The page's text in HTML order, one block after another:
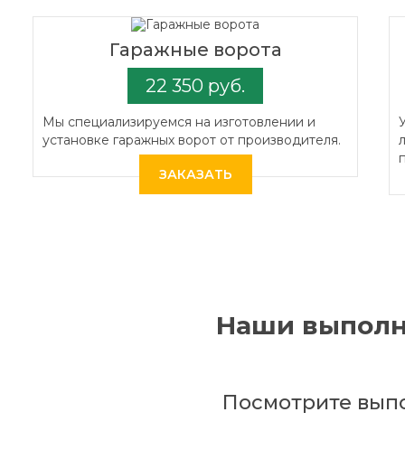
Гаражные ворота
22 350 руб.
Мы специализируемся на изготовлении и
установке гаражных ворот от производителя.
ЗАКАЗАТЬ
Наши
Посмотрите